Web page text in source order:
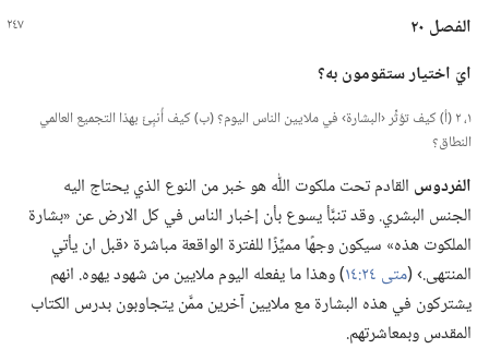
الفصل ٢٠
ايّ اختيار ستقومون به؟‏
١،‏ ٢ (‏أ)‏ كيف تؤثِّر ‹البشارة› في ملايين الناس اليوم؟‏ (‏ب)‏ كيف أُنبِئَ بهذا التجميع العالمي
النطاق؟‏
الفردوس القادم تحت ملكوت اللّٰه هو خبر من النوع الذي يحتاج اليه
الجنس البشري.‏ وقد تنبَّأ يسوع بأن إخبار الناس في كل الارض عن «بشارة
الملكوت هذه» سيكون وجهًا مميِّزًا للفترة الواقعة مباشرة ‹قبل ان يأتي
المنتهى.‏› (‏متى ٢٤:‏١٤
‏)‏ وهذا ما يفعله اليوم ملايين من شهود يهوه.‏ انهم
يشتركون في هذه البشارة مع ملايين آخرين ممَّن يتجاوبون بدرس الكتاب
المقدس وبمعاشرتهم.‏